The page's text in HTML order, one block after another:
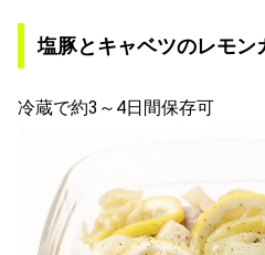
塩豚とキャベツのレモン
冷蔵で約3～4日間保存可